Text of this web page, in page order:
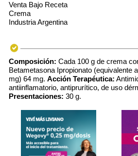
Venta Bajo Receta
Crema
Industria Argentina
Composición: Cada 100 g de crema
Betametasona Ipropionato (equivalente
mg) 64 mg. Acción Terapéutica:
antiinflamatorio, antiprurítico, de uso
Presentaciones: 30 g.